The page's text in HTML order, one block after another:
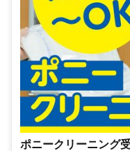
ポニークリーニング